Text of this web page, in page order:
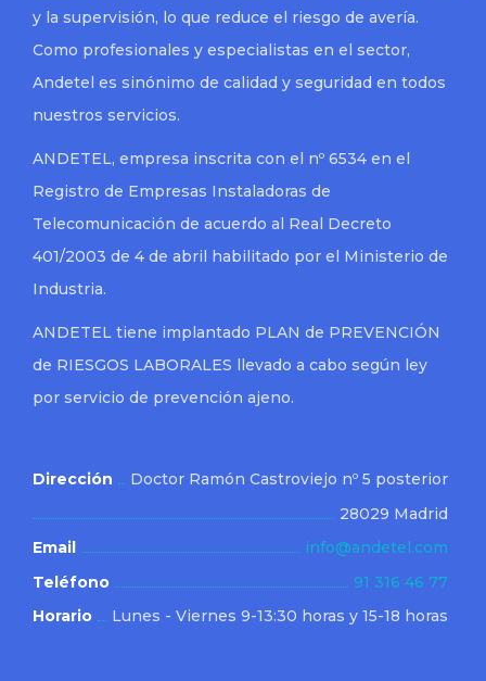
y la supervisión, lo que reduce el riesgo de avería.
Como profesionales y especialistas en el sector,
Andetel es sinónimo de calidad y seguridad en todos
nuestros servicios.
ANDETEL, empresa inscrita con el nº 6534 en el
Registro de Empresas Instaladoras de
Telecomunicación de acuerdo al Real Decreto
401/2003 de 4 de abril habilitado por el Ministerio de
Industria.
ANDETEL tiene implantado PLAN de PREVENCIÓN
de RIESGOS LABORALES llevado a cabo según ley
por servicio de prevención ajeno.
Dirección
Doctor Ramón Castroviejo nº 5 posterior
28029 Madrid
Email
info@andetel.com
Teléfono
91 316 46 77
Horario
Lunes - Viernes 9-13:30 horas y 15-18 horas